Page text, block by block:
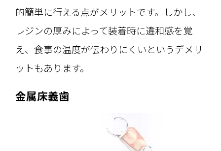
的簡単に行える点がメリットです。しかし、
レジンの厚みによって装着時に違和感を覚
え、食事の温度が伝わりにくいというデメリ
ットもあります。
金属床義歯